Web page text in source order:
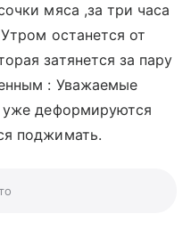
мяса ,за три часа
останется от
затянется за пару
: Уважаемые
уже деформируются
поджимать.